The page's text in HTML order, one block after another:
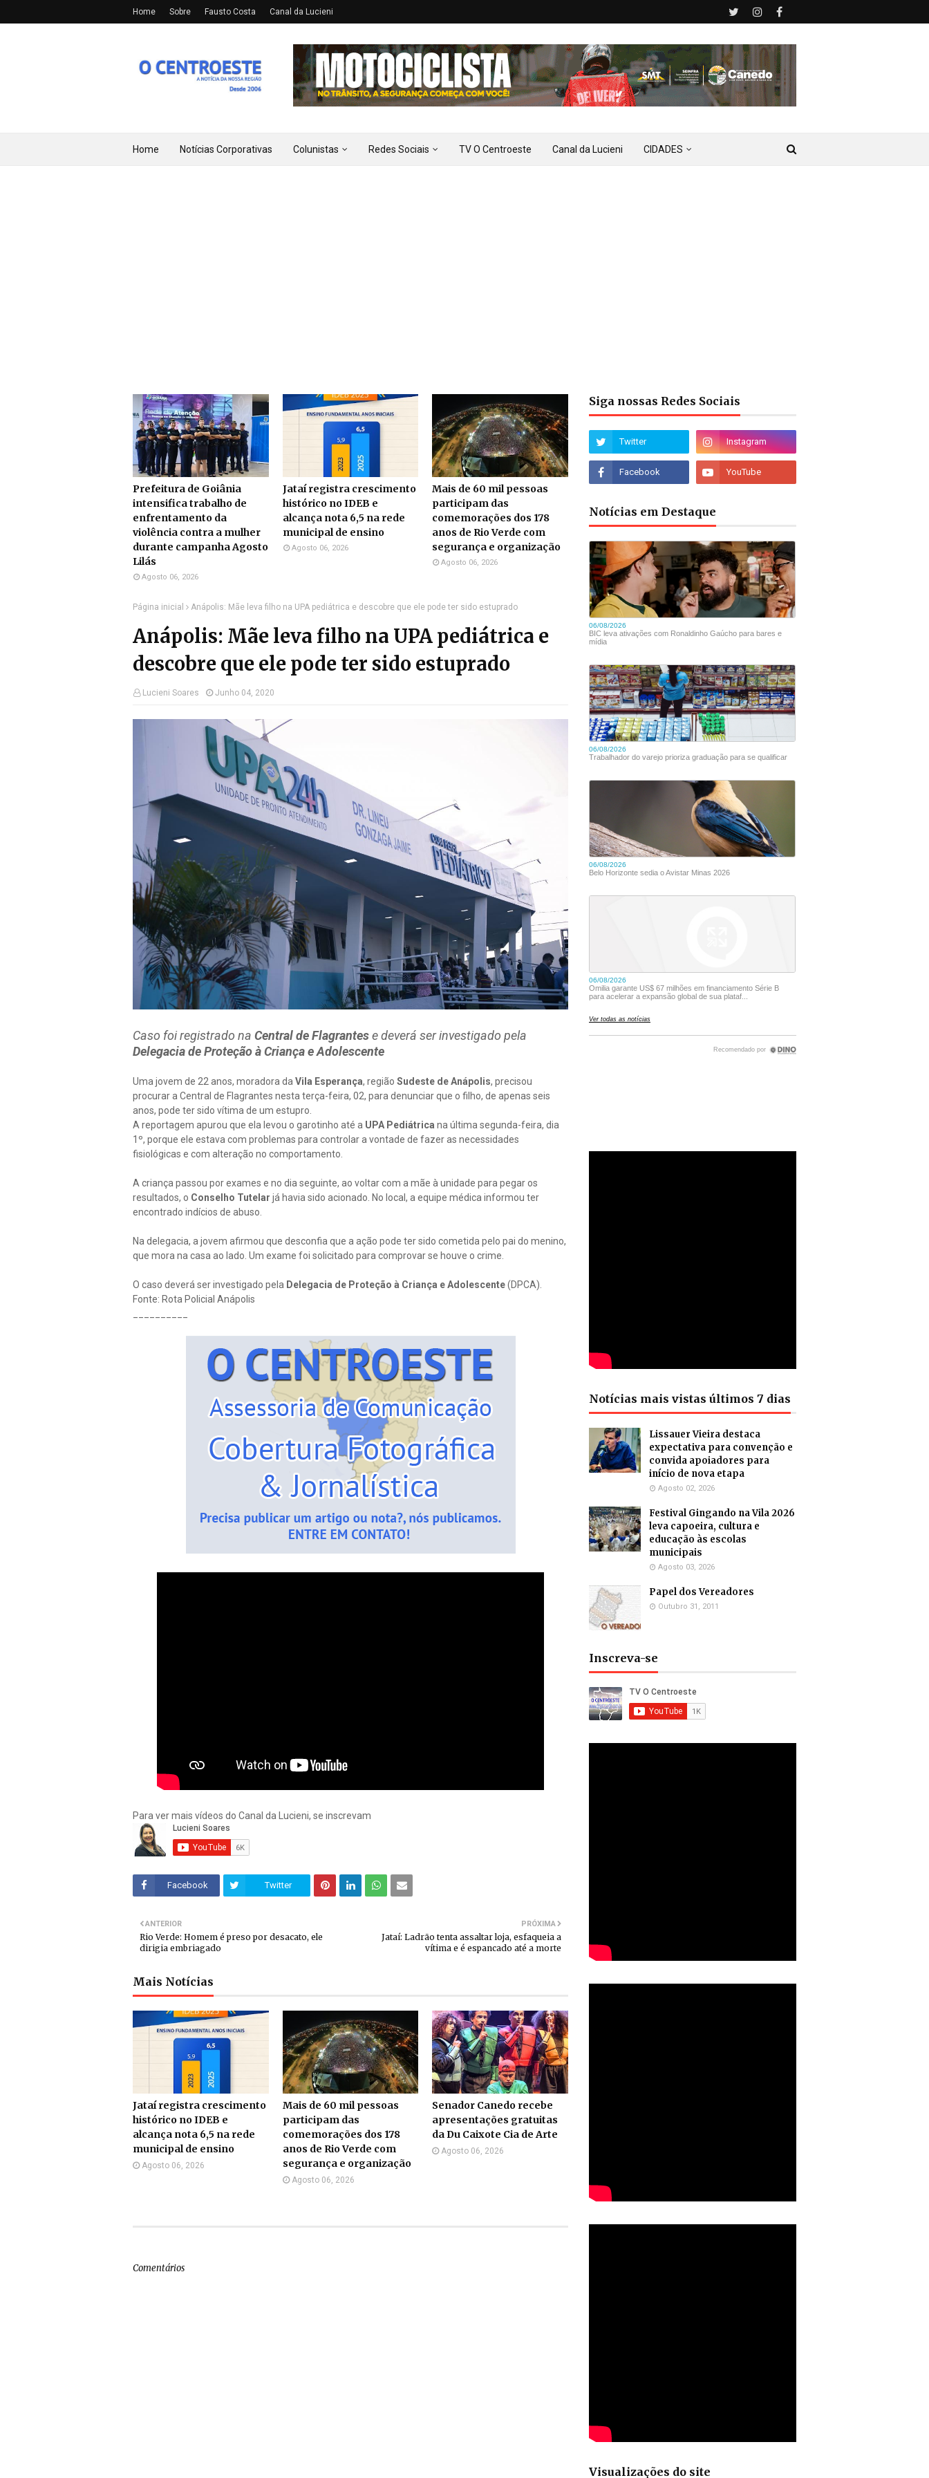
Home Sobre Fausto Costa Canal da Lucieni
Home Notícias Corporativas Colunistas Redes Sociais TV O Centroeste Canal da Lucieni CIDADES
Prefeitura de Goiânia
intensifica trabalho de
enfrentamento da
violência contra a mulher
durante campanha Agosto
Lilás
Agosto 06, 2026
Jataí registra crescimento
histórico no IDEB e
alcança nota 6,5 na rede
municipal de ensino
Agosto 06, 2026
Mais de 60 mil pessoas
participam das
comemorações dos 178
anos de Rio Verde com
segurança e organização
Agosto 06, 2026
Página inicial Anápolis: Mãe leva filho na UPA pediátrica e descobre que ele pode ter sido estuprado
Anápolis: Mãe leva filho na UPA pediátrica e
descobre que ele pode ter sido estuprado
Lucieni Soares Junho 04, 2020
Caso foi registrado na Central de Flagrantese deverá ser investigado pela
Delegacia de Proteção à Criança e Adolescente
Uma jovem de 22 anos, moradora da Vila Esperança, região Sudeste de Anápolis, precisou
procurar a Central de Flagrantes nesta terça-feira, 02, para denunciar que o filho, de apenas seis
anos, pode ter sido vítima de um estupro.
A reportagem apurou que ela levou o garotinho até a UPA Pediátrica na última segunda-feira, dia
1º, porque ele estava com problemas para controlar a vontade de fazer as necessidades
fisiológicas e com alteração no comportamento.
A criança passou por exames e no dia seguinte, ao voltar com a mãe à unidade para pegar os
resultados, o Conselho Tutelar já havia sido acionado. No local, a equipe médica informou ter
encontrado indícios de abuso.
Na delegacia, a jovem afirmou que desconfia que a ação pode ter sido cometida pelo pai do menino,
que mora na casa ao lado. Um exame foi solicitado para comprovar se houve o crime.
O caso deverá ser investigado pela Delegacia de Proteção à Criança e Adolescente(DPCA).
Fonte: Rota Policial Anápolis
Para ver mais vídeos do Canal da Lucieni, se inscrevam
Facebook Twitter
PRÓXIMA
Jataí: Ladrão tenta assaltar loja, esfaqueia a
vítima e é espancado até a morte
ANTERIOR
Rio Verde: Homem é preso por desacato, ele
dirigia embriagado
Mais Notícias
Jataí registra crescimento
histórico no IDEB e
alcança nota 6,5 na rede
municipal de ensino
Agosto 06, 2026
Mais de 60 mil pessoas
participam das
comemorações dos 178
anos de Rio Verde com
segurança e organização
Agosto 06, 2026
Senador Canedo recebe
apresentações gratuitas
da Du Caixote Cia de Arte
Agosto 06, 2026
Comentários
Siga nossas Redes Sociais
Notícias em Destaque
Notícias mais vistas últimos 7 dias
Lissauer Vieira destaca
expectativa para convenção e
convida apoiadores para
início de nova etapa
Agosto 02, 2026
Festival Gingando na Vila 2026
leva capoeira, cultura e
educação às escolas
municipais
Agosto 03, 2026
Papel dos Vereadores
Outubro 31, 2011
Inscreva-se
Visualizações do site